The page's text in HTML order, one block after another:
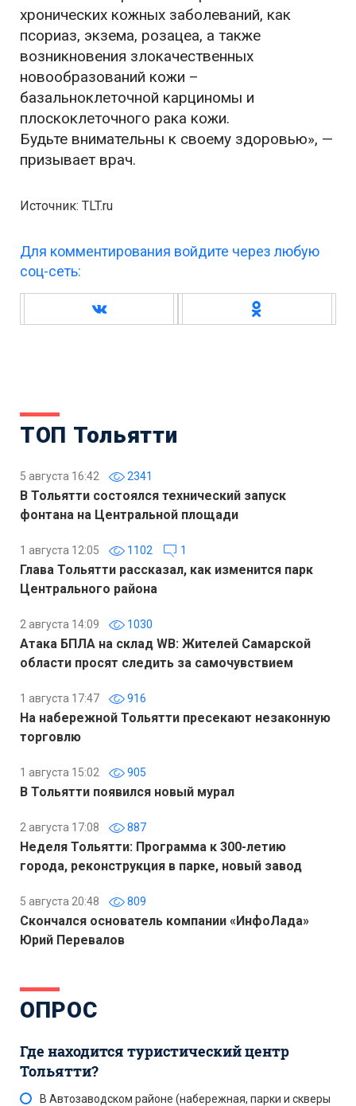
хронических кожных заболеваний, как
псориаз, экзема, розацеа, а также
возникновения злокачественных
новообразований кожи –
базальноклеточной карциномы и
плоскоклеточного рака кожи.
Будьте внимательны к своему здоровью», —
призывает врач.
Источник: TLT.ru
Для комментирования войдите через любую
соц-сеть:
ТОП Тольятти
5 августа 16:42 2341
В Тольятти состоялся технический запуск
фонтана на Центральной площади
1 августа 12:05 1102 1
Глава Тольятти рассказал, как изменится парк
Центрального района
2 августа 14:09 1030
Атака БПЛА на склад WB: Жителей Самарской
области просят следить за самочувствием
1 августа 17:47 916
На набережной Тольятти пресекают незаконную
торговлю
1 августа 15:02 905
В Тольятти появился новый мурал
2 августа 17:08 887
Неделя Тольятти: Программа к 300-летию
города, реконструкция в парке, новый завод
5 августа 20:48 809
Скончался основатель компании «ИнфоЛада»
Юрий Перевалов
ОПРОС
Где находится туристический центр
Тольятти?
В Автозаводском районе (набережная, парки и скверы